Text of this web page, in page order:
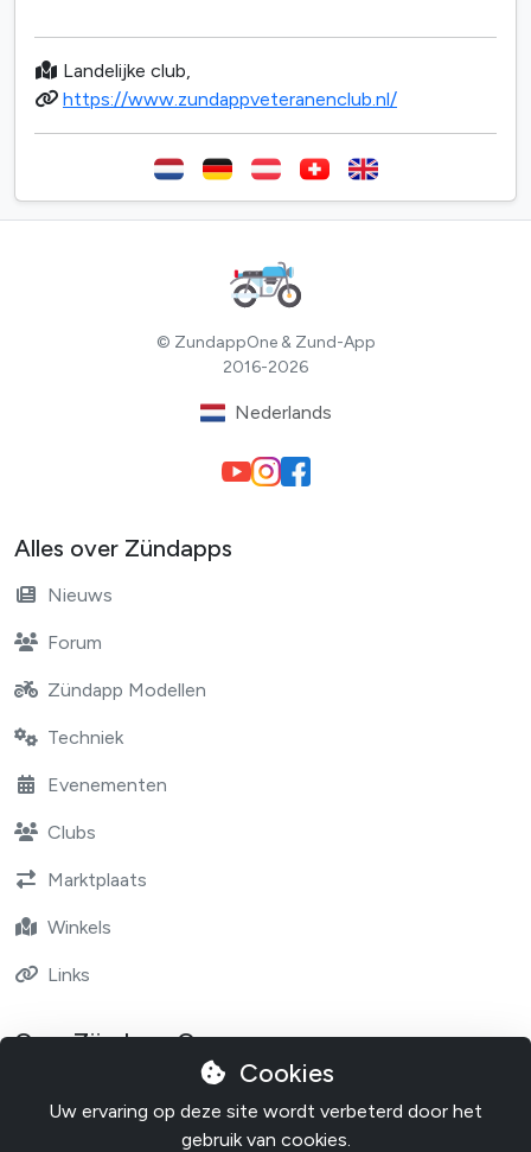
Landelijke club,
https://www.zundappveteranenclub.nl/
© ZundappOne & Zund-App
2016-2026
Nederlands
Alles over Zündapps
Nieuws
Forum
Zündapp Modellen
Techniek
Evenementen
Clubs
Marktplaats
Winkels
Links
Over Zündapp One
Over Zundapp One
Cookies
Uw ervaring op deze site wordt verbeterd door het
gebruik van cookies.